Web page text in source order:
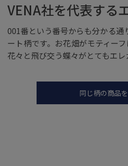
VENA社を代表する
001番という番号からも分かる通
ート柄です。お花畑がモティー
花々と飛び交う蝶々がとてもエレ
同じ柄の商品